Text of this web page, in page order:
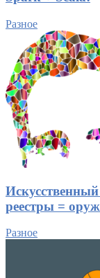
Разное
реестры =
Разное